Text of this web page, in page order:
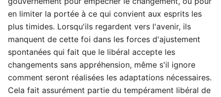
en limiter la portée à ce qui convient aux esprits les
plus timides. Lorsqu'ils regardent vers l'avenir, ils
manquent de cette foi dans les forces d'ajustement
spontanées qui fait que le libéral accepte les
changements sans appréhension, même s'il ignore
comment seront réalisées les adaptations nécessaires.
Cela fait assurément partie du tempérament libéral de